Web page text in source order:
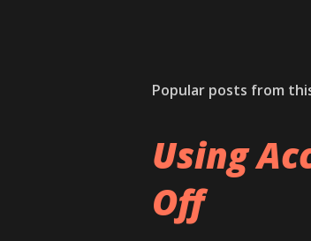
Popular posts from
Using
Off